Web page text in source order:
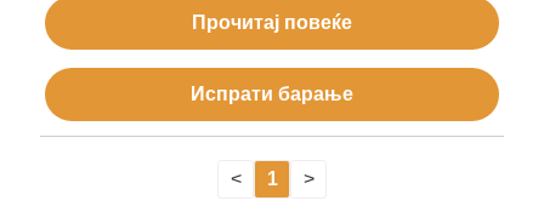
Прочитај повеќе
Испрати барање
< 1 >